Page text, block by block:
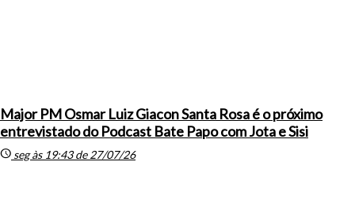
Major PM Osmar Luiz Giacon Santa Rosa é o próximo
entrevistado do Podcast Bate Papo com Jota e Sisi
schedule seg às 19:43 de 27/07/26